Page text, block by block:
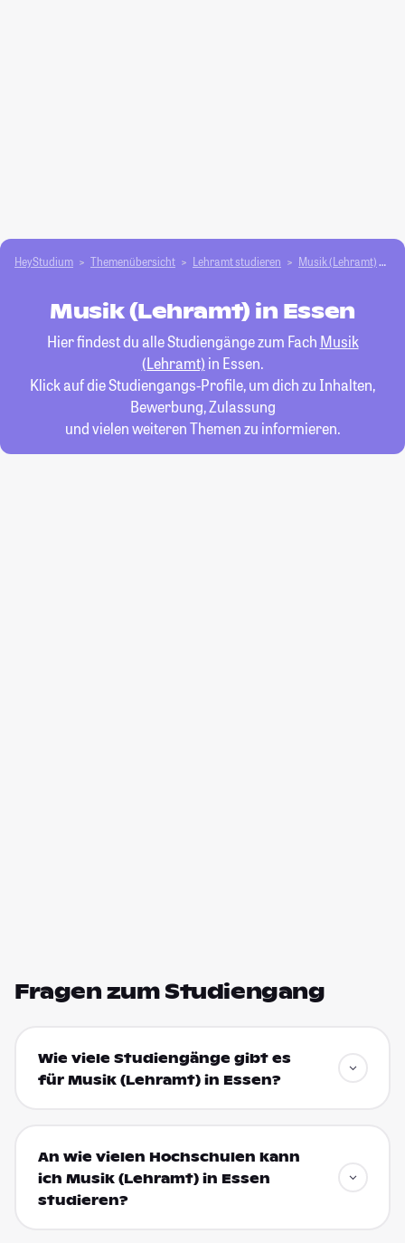
HeyStudium Themenübersicht Lehramt studieren Musik (Lehramt)
Musik (Lehramt) in Essen
Hier findest du alle Studiengänge zum Fach Musik
(Lehramt) in Essen.
Klick auf die Studiengangs-Profile, um dich zu Inhalten,
Bewerbung, Zulassung
und vielen weiteren Themen zu informieren.
Fragen zum Studiengang
Wie viele Studiengänge gibt es
für Musik (Lehramt) in Essen?
An wie vielen Hochschulen kann
ich Musik (Lehramt) in Essen
studieren?